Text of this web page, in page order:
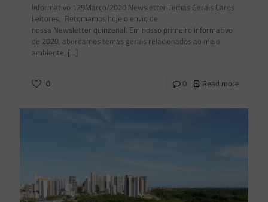
Informativo 129Março/2020 Newsletter Temas Gerais Caros
Leitores, Retomamos hoje o envio de
nossa Newsletter quinzenal. Em nosso primeiro informativo
de 2020, abordamos temas gerais relacionados ao meio
ambiente, […]
0 0 Read more